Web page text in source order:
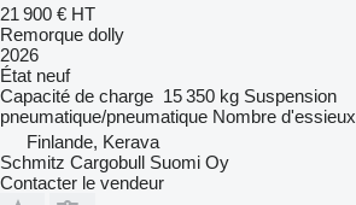
21 900 € HT
Remorque dolly
2026
État neuf
Capacité de charge 15 350 kg Suspension
pneumatique/pneumatique Nombre d'essieux
Finlande, Kerava
Schmitz Cargobull Suomi Oy
Contacter le vendeur